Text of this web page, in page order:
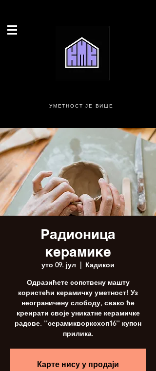
УМЕТНОСТ ЈЕ ВИШЕ
Радионица
керамике
уто 09. јул
  |
Кадикои
Одразићете сопствену машту
користећи керамичку уметност! Уз
неограничену слободу, свако ће
креирати своје уникатне керамичке
радове. ''серамикворксхоп16'' купон
прилика.
Карте нису у продаји